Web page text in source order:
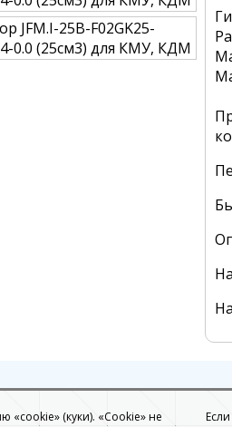
«cookie» (куки). «Cookie» не